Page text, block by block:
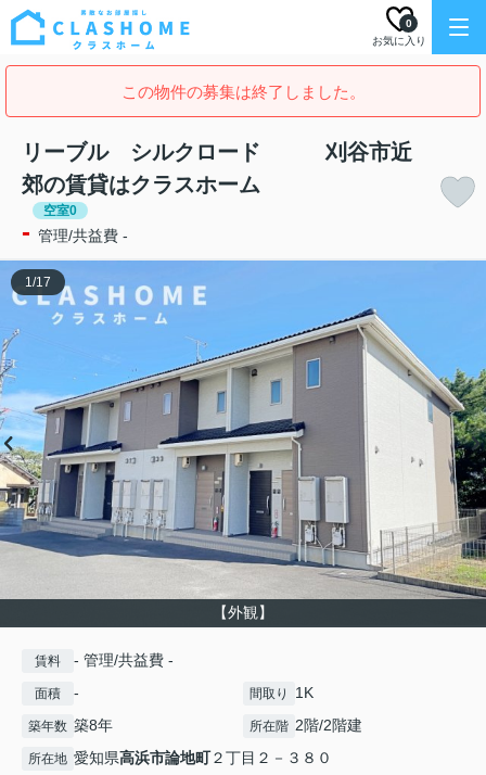
お気に入り
0
この物件の募集は終了しました。
リーブル シルクロード 刈谷市近
郊の賃貸はクラスホーム
空室0
- 管理/共益費 -
【外観】
1/17
賃料 - 管理/共益費 -
面積 - 間取り 1K
築年数 築8年 所在階 2階/2階建
所在地 愛知県高浜市論地町２丁目２－３８０